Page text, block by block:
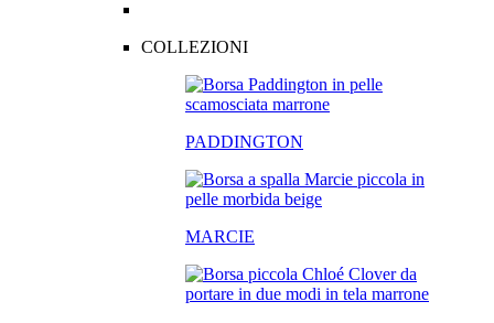
COLLEZIONI
PADDINGTON
MARCIE